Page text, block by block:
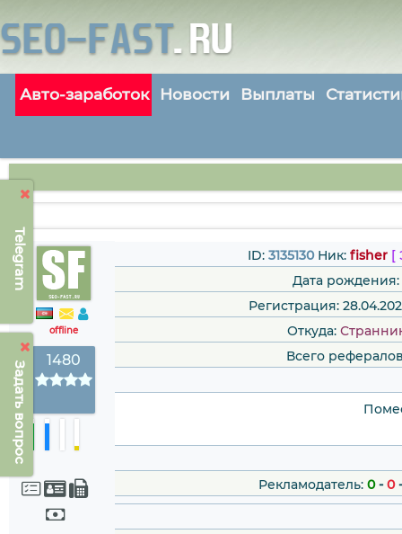
Telegram
Задать вопрос
Авто-заработок Новости Выплаты
offline
1480
ID: 3135130Ник: fisher [
Дата рождения:
Регистрация:
Откуда:
Всего
Рекламодатель: 0-0